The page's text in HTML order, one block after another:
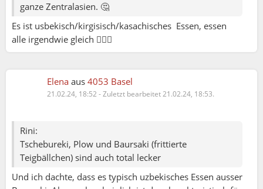
ganze Zentralasien. 🤔
Es ist usbekisch/kirgisisch/kasachisches Essen, essen
alle irgendwie gleich 🤷🏻‍♀️
Elena aus 4053 Basel
21.02.24, 18:52 -Zuletzt bearbeitet 21.02.24, 18:53.
Rini:
Tschebureki, Plow und Baursaki (frittierte
Teigbällchen) sind auch total lecker
Und ich dachte, dass es typisch uzbekisches Essen ausser